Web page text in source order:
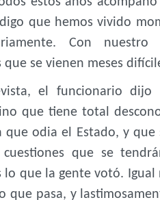
que hemos vivido
Con
se vienen meses
el funcionario dijo
que tiene total
que odia el Estado, y
que se
lo que la gente votó.
que pasa, y